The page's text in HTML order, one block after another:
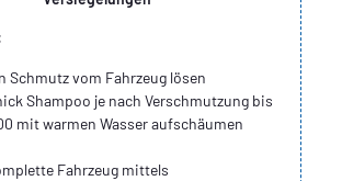
Schmutz vom Fahrzeug lösen
Shampoo je nach Verschmutzung bis
mit warmen Wasser aufschäumen
Fahrzeug mittels